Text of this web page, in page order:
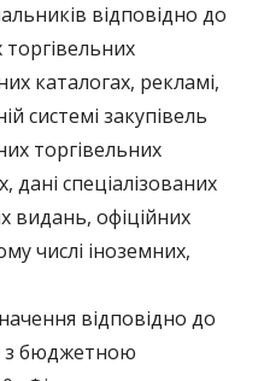
відповідно до
торгівельних
каталогах, рекламі,
системі закупівель
торгівельних
спеціалізованих
видань, офіційних
числі іноземних,
відповідно до
з бюджетною